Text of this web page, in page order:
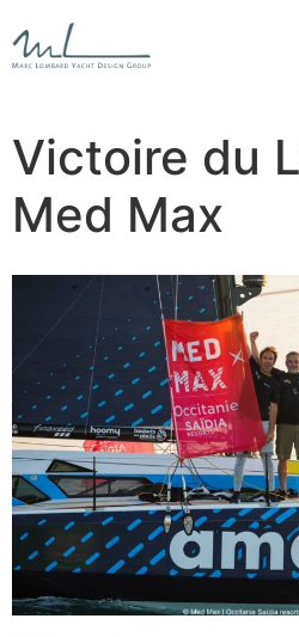
Victoire du
Med Max